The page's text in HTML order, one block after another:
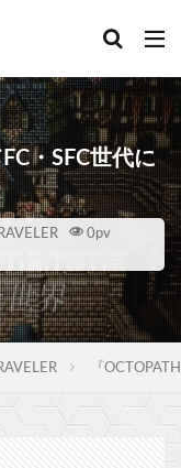
・SFC世代に
0pv
『